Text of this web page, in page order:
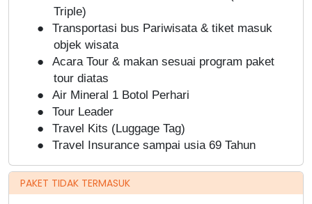
Triple)
●
Transportasi bus Pariwisata & tiket masuk
objek wisata
●
Acara Tour & makan sesuai program paket
tour diatas
●
Air Mineral 1 Botol Perhari
●
Tour Leader
●
Travel Kits (Luggage Tag)
●
Travel Insurance sampai usia 69 Tahun
PAKET TIDAK TERMASUK